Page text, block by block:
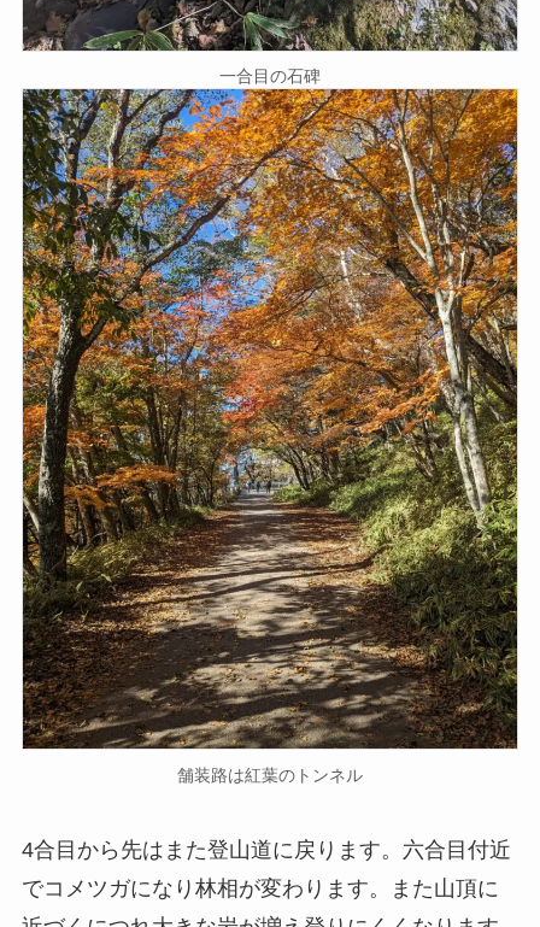
一合目の石碑
舗装路は紅葉のトンネル
4合目から先はまた登山道に戻ります。六合目付近
でコメツガになり林相が変わります。また山頂に